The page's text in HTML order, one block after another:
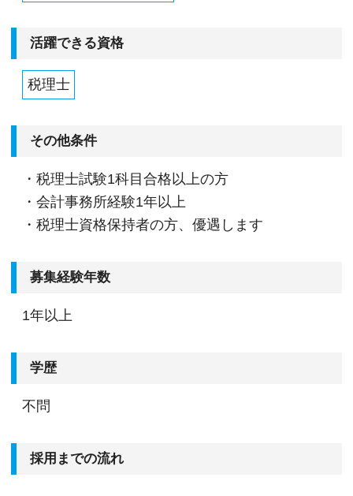
活躍できる資格
税理士
その他条件
・税理士試験1科目合格以上の方
・会計事務所経験1年以上
・税理士資格保持者の方、優遇します
募集経験年数
1年以上
学歴
不問
採用までの流れ